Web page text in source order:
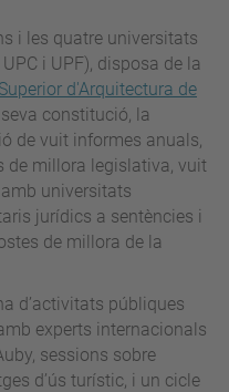
i les quatre universitats
i UPF), disposa de la
d'Arquitectura de
constitució, la
de vuit informes anuals,
de millora legislativa, vuit
universitats
jurídics a sentències i
de millora de la
d’activitats públiques
experts internacionals
sessions sobre
d’ús turístic, i un cicle